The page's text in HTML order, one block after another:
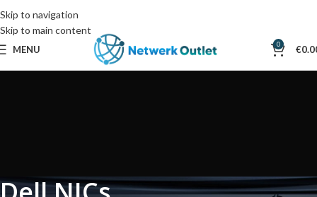
Skip to navigation
Skip to main content
MENU 0 €